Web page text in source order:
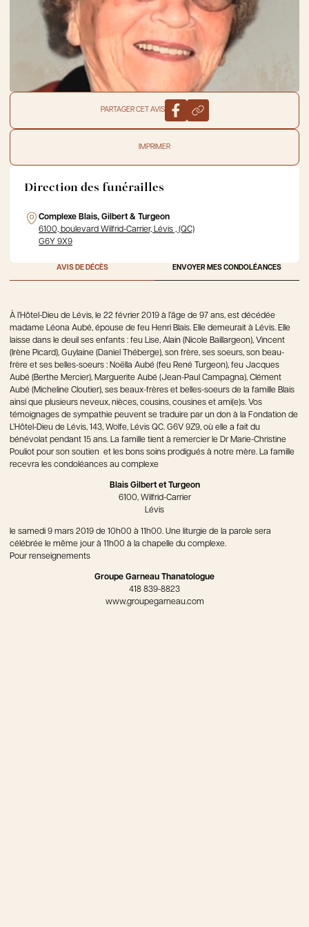
PARTAGER CET AVIS
IMPRIMER
Direction des funérailles
Complexe Blais, Gilbert & Turgeon
6100, boulevard Wilfrid-Carrier, Lévis , (QC)
G6Y 9X9
AVIS DE DÉCÈS ENVOYER MES CONDOLÉANCES
À l’Hôtel-Dieu de Lévis, le 22 février 2019 à l’âge de 97 ans, est décédée
madame Léona Aubé, épouse de feu Henri Blais. Elle demeurait à Lévis. Elle
laisse dans le deuil ses enfants : feu Lise, Alain (Nicole Baillargeon), Vincent
(Irène Picard), Guylaine (Daniel Théberge), son frère, ses soeurs, son beau-
frère et ses belles-soeurs : Noëlla Aubé (feu René Turgeon), feu Jacques
Aubé (Berthe Mercier), Marguerite Aubé (Jean-Paul Campagna), Clément
Aubé (Micheline Cloutier), ses beaux-frères et belles-soeurs de la famille Blais
ainsi que plusieurs neveux, nièces, cousins, cousines et ami(e)s. Vos
témoignages de sympathie peuvent se traduire par un don à la Fondation de
L’Hôtel-Dieu de Lévis, 143, Wolfe, Lévis QC. G6V 9Z9, où elle a fait du
bénévolat pendant 15 ans. La famille tient à remercier le Dr Marie-Christine
Pouliot pour son soutien et les bons soins prodigués à notre mère. La famille
recevra les condoléances au complexe
Blais Gilbert et Turgeon
6100, Wilfrid-Carrier
Lévis
le samedi 9 mars 2019 de 10h00 à 11h00. Une liturgie de la parole sera
célébrée le même jour à 11h00 à la chapelle du complexe.
Pour renseignements
Groupe Garneau Thanatologue
418 839-8823
www.groupegarneau.com